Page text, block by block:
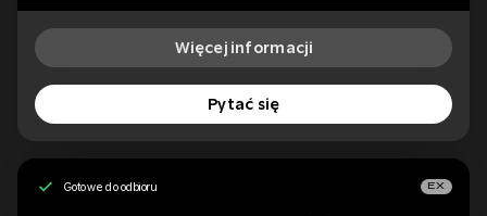
Więcej informacji
Pytać się
Gotowe do odbioru EX